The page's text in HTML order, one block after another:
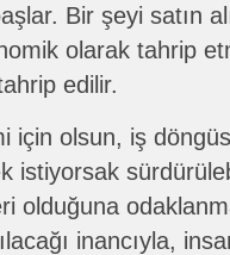
Bir şeyi satın
olarak tahrip
edilir.
için olsun, iş
istiyorsak
olduğuna
inancıyla,